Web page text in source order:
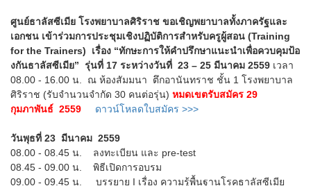
ศูนย์ธาลัสซีเมีย โรงพยาบาลศิริราช ขอเชิญพยาบาลทั้งภาครัฐและ
เอกชน เข้าร่วมการประชุมเชิงปฏิบัติการสำหรับครูผู้สอน (Training
for the Trainers) เรื่อง “ทักษะการให้คำปรึกษาแนะนำเพื่อควบคุมป้อ
งกันธาลัสซีเมีย” รุ่นที่ 17 ระหว่างวันที่ 23 – 25 มีนาคม 2559 เวลา
08.00 - 16.00 น. ณ ห้องสัมมนา ตึกอานันทราช ชั้น 1 โรงพยาบาล
ศิริราช (รับจำนวนจำกัด 30 คนต่อรุ่น) หมดเขตรับสมัคร 29
กุมภาพันธ์ 2559
ดาวน์โหลดใบสมัคร >>>
วันพุธที่ 23 มีนาคม 2559
08.00 - 08.45 น. ลงทะเบียน และ pre-test
08.45 - 09.00 น. พิธีเปิดการอบรม
09.00 - 09.45 น. บรรยาย I เรื่อง ความรู้พื้นฐานโรคธาลัสซีเมีย